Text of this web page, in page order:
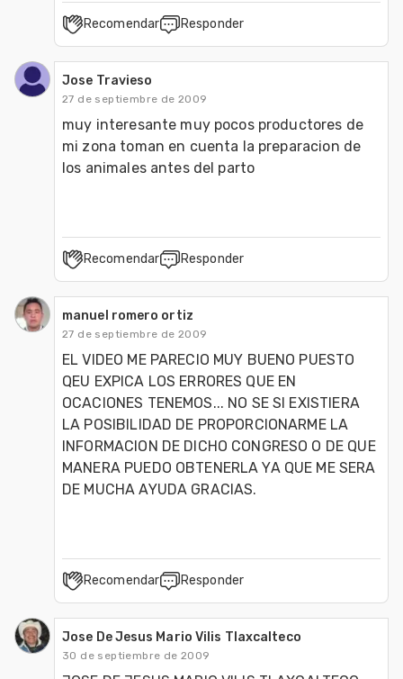
Recomendar Responder
Jose Travieso
27 de septiembre de 2009
muy interesante muy pocos productores de
mi zona toman en cuenta la preparacion de
los animales antes del parto
Recomendar Responder
manuel romero ortiz
27 de septiembre de 2009
EL VIDEO ME PARECIO MUY BUENO PUESTO
QEU EXPICA LOS ERRORES QUE EN
OCACIONES TENEMOS... NO SE SI EXISTIERA
LA POSIBILIDAD DE PROPORCIONARME LA
INFORMACION DE DICHO CONGRESO O DE QUE
MANERA PUEDO OBTENERLA YA QUE ME SERA
DE MUCHA AYUDA GRACIAS.
Recomendar Responder
Jose De Jesus Mario Vilis Tlaxcalteco
30 de septiembre de 2009